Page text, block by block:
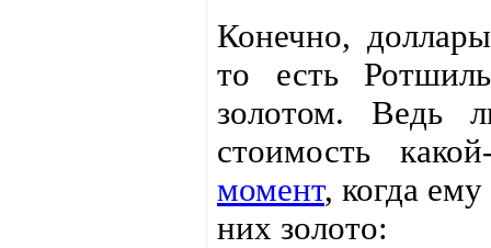
Конечно,
то есть
золотом. Ведь
стоимость
момент, когда
них золото: